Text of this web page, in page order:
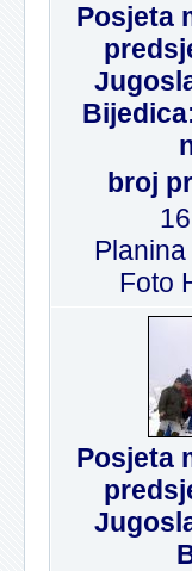
Posjeta
broj
Foto
Posjeta